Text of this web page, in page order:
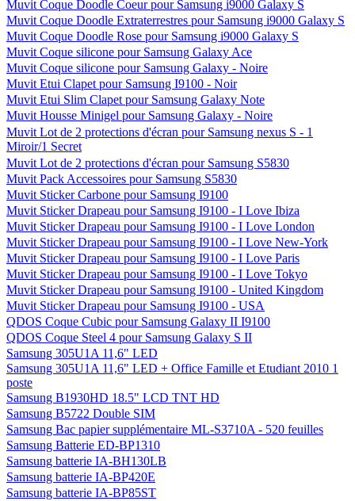
Muvit Coque Doodle Coeur pour Samsung i9000 Galaxy S
Muvit Coque Doodle Extraterrestres pour Samsung i9000 Galaxy S
Muvit Coque Doodle Rose pour Samsung i9000 Galaxy S
Muvit Coque silicone pour Samsung Galaxy Ace
Muvit Coque silicone pour Samsung Galaxy - Noire
Muvit Etui Clapet pour Samsung I9100 - Noir
Muvit Etui Slim Clapet pour Samsung Galaxy Note
Muvit Housse Minigel pour Samsung Galaxy - Noire
Muvit Lot de 2 protections d'écran pour Samsung nexus S - 1
Miroir/1 Secret
Muvit Lot de 2 protections d'écran pour Samsung S5830
Muvit Pack Accessoires pour Samsung S5830
Muvit Sticker Carbone pour Samsung I9100
Muvit Sticker Drapeau pour Samsung I9100 - I Love Ibiza
Muvit Sticker Drapeau pour Samsung I9100 - I Love London
Muvit Sticker Drapeau pour Samsung I9100 - I Love New-York
Muvit Sticker Drapeau pour Samsung I9100 - I Love Paris
Muvit Sticker Drapeau pour Samsung I9100 - I Love Tokyo
Muvit Sticker Drapeau pour Samsung I9100 - United Kingdom
Muvit Sticker Drapeau pour Samsung I9100 - USA
QDOS Coque Cubic pour Samsung Galaxy II I9100
QDOS Coque Steel 4 pour Samsung Galaxy S II
Samsung 305U1A 11,6" LED
Samsung 305U1A 11,6" LED + Office Famille et Etudiant 2010 1
poste
Samsung B1930HD 18.5" LCD TNT HD
Samsung B5722 Double SIM
Samsung Bac papier supplémentaire ML-S3710A - 520 feuilles
Samsung Batterie ED-BP1310
Samsung batterie IA-BH130LB
Samsung batterie IA-BP420E
Samsung batterie IA-BP85ST